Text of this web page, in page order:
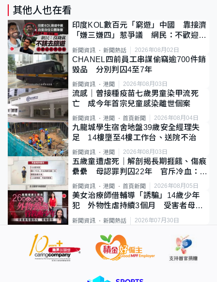
其他人也在看
印度KOL數百元「窮遊」中國 靠接濟
「嫌三嫌四」惹爭議 網民：不歡迎劣
質旅客
新聞資訊 新聞熱話 2026年08月02日
CHANEL四前員工串謀偷竊逾700件銷
毀品 分別判囚4至7年
新聞資訊 港聞 2026年08月03日
流感｜曾接種疫苗七歲男童染甲流死
亡 成今年首宗兒童感染離世個案
新聞資訊 港聞 首頁新聞 2026年08月04日
九龍城學生宿舍地盤39歲安全經理失
足 14樓墮至4樓工作台、送院不治
新聞資訊 港聞 2026年08月03日
五歲童遭虐死｜解剖揭長期捱餓、傷痕
纍纍 母認罪判囚22年 官斥冷血：同
類案最惡劣
新聞資訊 港聞 首頁新聞 2026年08月05日
美女治療師借輔導「誘騙」14歲少年
犯 外物性虐持續3個月 受害者母：
要保護其他人
新聞資訊 新聞熱話 2026年07月30日